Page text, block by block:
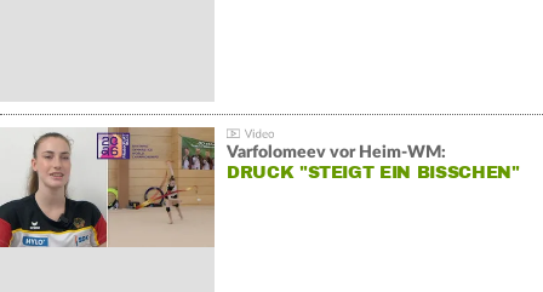
Varfolomeev vor Heim-WM:
DRUCK "STEIGT EIN BISSCHEN"